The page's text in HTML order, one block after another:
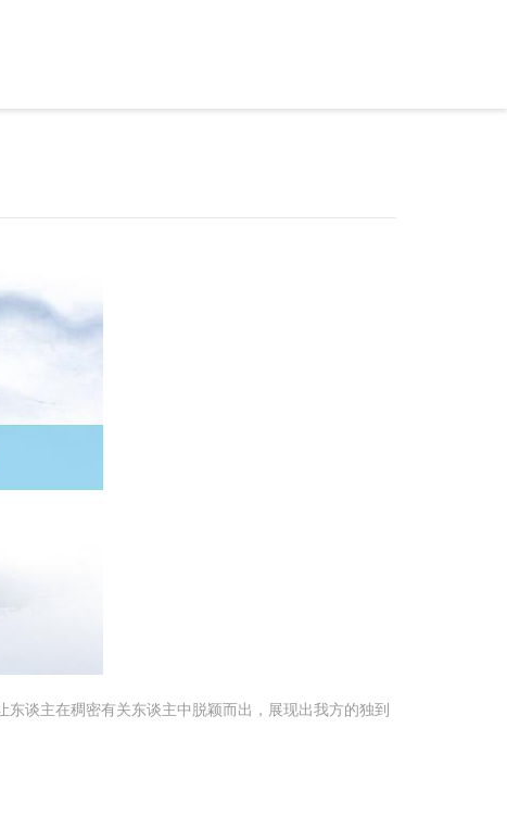
谈主在稠密有关东谈主中脱颖而出，展现出我方的独到